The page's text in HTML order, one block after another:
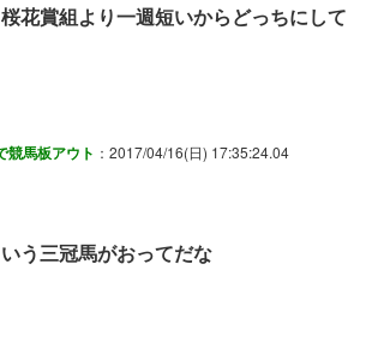
花賞組より一週短いからどっちにして
競馬板アウト ：2017/04/16(日) 17:35:24.04
う三冠馬がおってだな